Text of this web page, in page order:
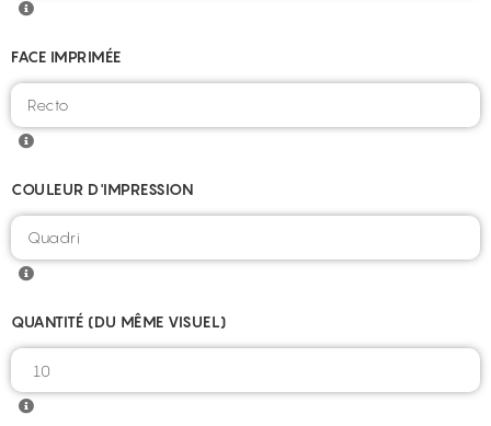
FACE IMPRIMÉE
COULEUR D'IMPRESSION
QUANTITÉ (DU MÊME VISUEL)